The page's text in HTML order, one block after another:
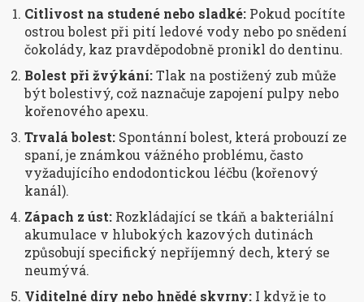
Citlivost na studené nebo sladké: Pokud pocítíte
ostrou bolest při pití ledové vody nebo po snědení
čokolády, kaz pravděpodobně pronikl do dentinu.
Bolest při žvýkání:Tlak na postižený zub může
být bolestivý, což naznačuje zapojení pulpy nebo
kořenového apexu.
Trvalá bolest: Spontánní bolest, která probouzí ze
spaní, je známkou vážného problému, často
vyžadujícího endodontickou léčbu (kořenový
kanál).
Zápach z úst: Rozkládající se tkáň a bakteriální
akumulace v hlubokých kazových dutinách
způsobují specifický nepříjemný dech, který se
neumývá.
Viditelné díry nebo hnědé skvrny: I když je to